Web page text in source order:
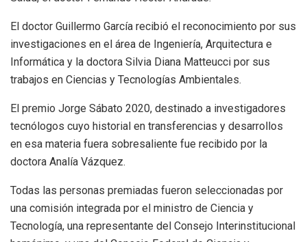
El doctor Guillermo García recibió el reconocimiento por sus
investigaciones en el área de Ingeniería, Arquitectura e
Informática y la doctora Silvia Diana Matteucci por sus
trabajos en Ciencias y Tecnologías Ambientales.
El premio Jorge Sábato 2020, destinado a investigadores
tecnólogos cuyo historial en transferencias y desarrollos
en esa materia fuera sobresaliente fue recibido por la
doctora Analía Vázquez.
Todas las personas premiadas fueron seleccionadas por
una comisión integrada por el ministro de Ciencia y
Tecnología, una representante del Consejo Interinstitucional